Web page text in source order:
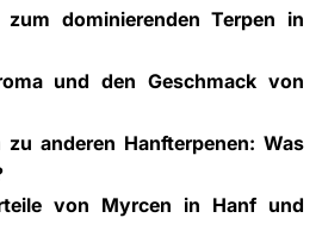
dominierenden Terpen in
und den Geschmack von
anderen Hanfterpenen: Was
von Myrcen in Hanf und